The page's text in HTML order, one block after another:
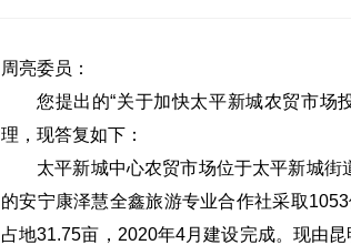
周亮委员：
您提出的“关于加快太平新城农贸市场
理，现答复如下：
太平新城中心农贸市场位于太平新城
的安宁康泽慧全鑫旅游专业合作社采取
占地31.75亩，2020年4月建设完成。现由